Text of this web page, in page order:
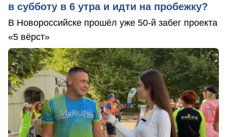
в субботу в 6 утра и идти на пробежку?
В Новороссийске прошёл уже 50-й забег проекта
«5 вёрст»